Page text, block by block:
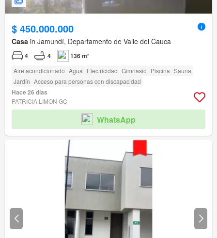
$ 450.000.000
Casa in Jamundí, Departamento de Valle del Cauca
4 4 136 m²
Aire acondicionado Agua Electricidad Gimnasio Piscina Sauna
Jardín Acceso para personas con discapacidad
Hace 26 días
PATRICIA LIMON GC
WhatsApp